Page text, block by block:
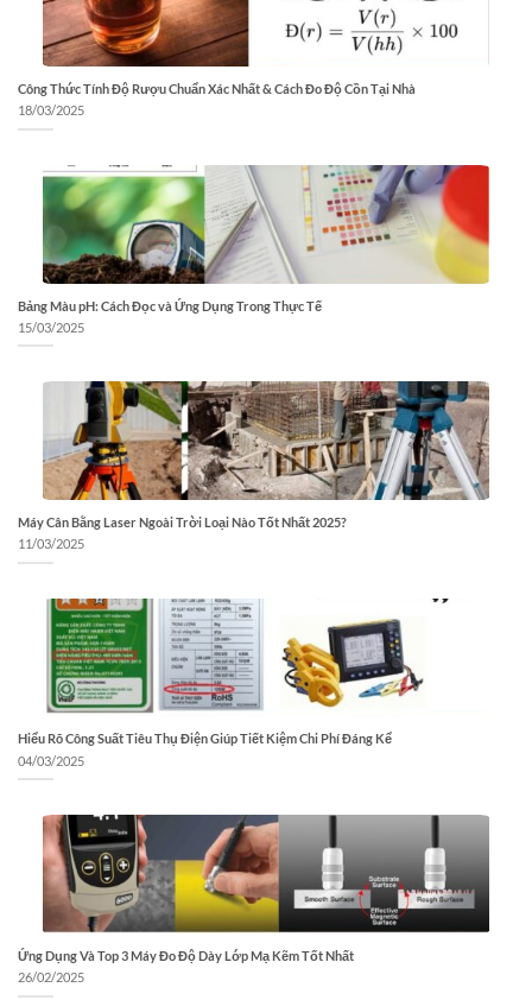
Công Thức Tính Độ Rượu Chuẩn Xác Nhất & Cách Đo Độ Cồn Tại Nhà
18/03/2025
Bảng Màu pH: Cách Đọc và Ứng Dụng Trong Thực Tế
15/03/2025
Máy Cân Bằng Laser Ngoài Trời Loại Nào Tốt Nhất 2025?
11/03/2025
Hiểu Rõ Công Suất Tiêu Thụ Điện Giúp Tiết Kiệm Chi Phí Đáng Kể
04/03/2025
Ứng Dụng Và Top 3 Máy Đo Độ Dày Lớp Mạ Kẽm Tốt Nhất
26/02/2025